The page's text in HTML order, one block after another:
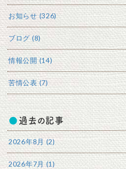
お知らせ (326)
ブログ (8)
情報公開 (14)
苦情公表 (7)
過去の記事
2026年8月 (2)
2026年7月 (1)